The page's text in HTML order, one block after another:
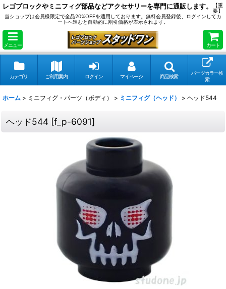
レゴブロックやミニフィグ部品などアクセサリーを専門に通販します。
【重
要】
当ショップは会員様限定で全品20%OFFを適用しております。無料会員登録後、ログインしてカ
ートへ進むと自動的に割引価格が表示されます。
メニュー カート
カテゴリ ご利用案内 ログイン マイページ 商品検索
パーツカラー検
索
ホーム > ミニフィグ・パーツ（ボディ） > ミニフィグ（ヘッド） > ヘッド544
ヘッド544 [f_p-6091]